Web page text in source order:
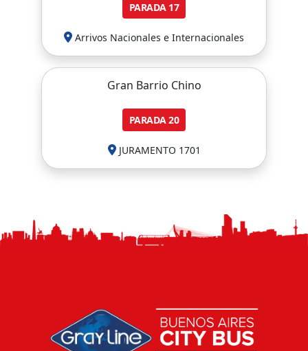
PARADA17
Arrivos Nacionales e Internacionales
Gran Barrio Chino
PARADA20
JURAMENTO 1701